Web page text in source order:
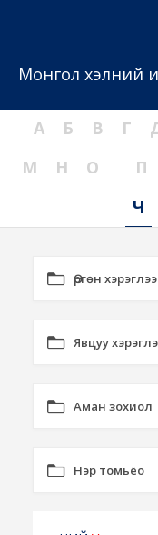
Монгол хэлний
А Б В Г
М
Н О П
Ч
Өргөн
Явцуу
Аман зохиол
Нэр томьёо